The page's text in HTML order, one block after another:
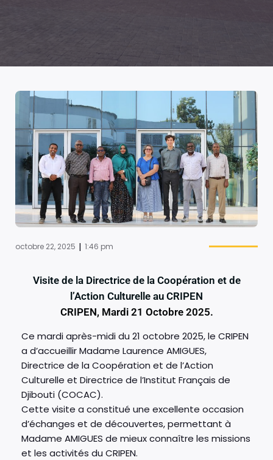
octobre 22, 2025 | 1:46 pm
Visite de la Directrice de la Coopération et de
l’Action Culturelle au CRIPEN
CRIPEN, Mardi 21 Octobre 2025.
Ce mardi après-midi du 21 octobre 2025, le CRIPEN
a d’accueillir Madame Laurence AMIGUES,
Directrice de la Coopération et de l’Action
Culturelle et Directrice de l’Institut Français de
Djibouti (COCAC).
Cette visite a constitué une excellente occasion
d’échanges et de découvertes, permettant à
Madame AMIGUES de mieux connaître les missions
et les activités du CRIPEN.